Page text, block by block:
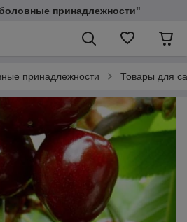
принадлежности"
принадлежности Товары для